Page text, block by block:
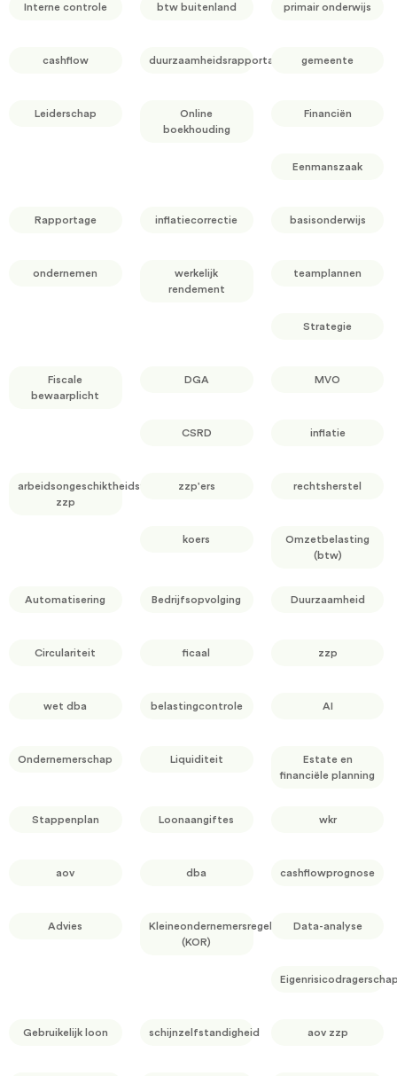
Interne controle btw buitenland primair onderwijs
cashflow duurzaamheidsrapportage gemeente
Leiderschap
Online
boekhouding
Financiën
Eenmanszaak
Rapportage inflatiecorrectie basisonderwijs
ondernemen
werkelijk
rendement
teamplannen
Strategie
Fiscale
bewaarplicht
DGA MVO
CSRD inflatie
arbeidsongeschiktheidsverzekering
zzp
zzp'ers rechtsherstel
koers
Omzetbelasting
(btw)
Automatisering Bedrijfsopvolging Duurzaamheid
Circulariteit ficaal zzp
wet dba belastingcontrole AI
Ondernemerschap Liquiditeit
Estate en
financiële planning
Stappenplan Loonaangiftes wkr
aov dba cashflowprognose
Advies
Kleineondernemersregeling
(KOR)
Data-analyse
Gebruikelijk loon schijnzelfstandigheid aov zzp